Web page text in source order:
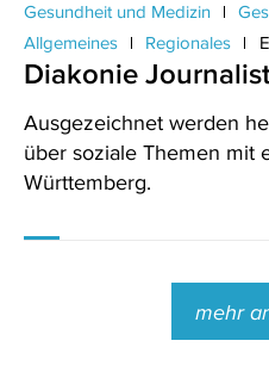
Gesundheit und Medizin
Allgemeines
Regionales
Diakonie
Ausgezeichnet werden
über soziale Themen mit
Württemberg.
mehr